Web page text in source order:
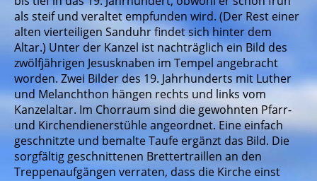
als steif und veraltet empfunden wird. (Der Rest einer
alten vierteiligen Sanduhr findet sich hinter dem
Altar.) Unter der Kanzel ist nachträglich ein Bild des
zwölfjährigen Jesusknaben im Tempel angebracht
worden. Zwei Bilder des 19. Jahrhunderts mit Luther
und Melanchthon hängen rechts und links vom
Kanzelaltar. Im Chorraum sind die gewohnten Pfarr-
und Kirchendienerstühle angeordnet. Eine einfach
geschnitzte und bemalte Taufe ergänzt das Bild. Die
sorgfältig geschnittenen Brettertraillen an den
Treppenaufgängen verraten, dass die Kirche einst